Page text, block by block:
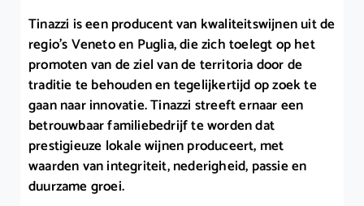
Tinazzi is een producent van kwaliteitswijnen uit de
regio’s Veneto en Puglia, die zich toelegt op het
promoten van de ziel van de territoria door de
traditie te behouden en tegelijkertijd op zoek te
gaan naar innovatie. Tinazzi streeft ernaar een
betrouwbaar familiebedrijf te worden dat
prestigieuze lokale wijnen produceert, met
waarden van integriteit, nederigheid, passie en
duurzame groei.